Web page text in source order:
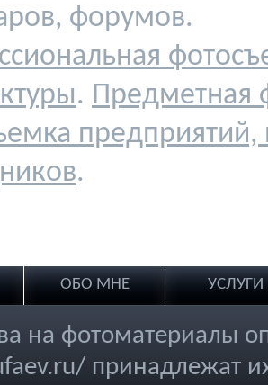
форумов.
. Предметная
.
ОБО МНЕ УСЛУГИ
на фотоматериалы
принадлежат